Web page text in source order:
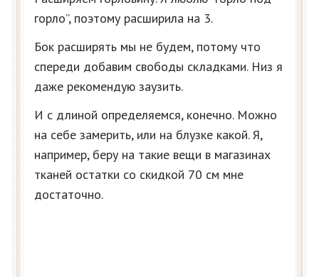
горло”, поэтому расширила на 3.
Бок расширять мы не будем, потому что
спереди добавим свободы складками. Низ я
даже рекомендую заузить.
И с длиной определяемся, конечно. Можно
на себе замерить, или на блузке какой. Я,
например, беру на такие вещи в магазинах
тканей остатки со скидкой 70 см мне
достаточно.